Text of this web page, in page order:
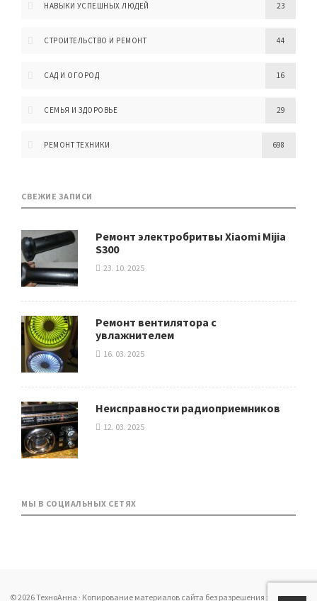
НАВЫКИ УСПЕШНЫХ ЛЮДЕЙ 23
СТРОИТЕЛЬСТВО И РЕМОНТ 44
САД И ОГОРОД 16
СЕМЬЯ И ЗДОРОВЬЕ 29
РЕМОНТ ТЕХНИКИ 698
СВЕЖИЕ ЗАПИСИ
Ремонт электробритвы Xiaomi Mijia
S300
23. 10. 2025
Ремонт вентилятора с
увлажнителем
16. 03. 2025
Неисправности радиоприемников
12. 03. 2025
МЫ В СОЦИАЛЬНЫХ СЕТЯХ
© 2026 ТехноАнна · Копирование материалов сайта без разрешения запрещено